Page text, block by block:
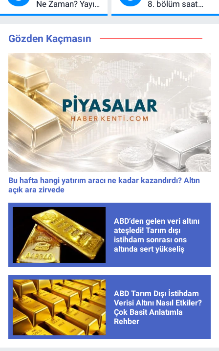
Ne Zaman? Yayın
Günü Değişti, Yeni
8. bölüm saat
kaçta, TRT 1 canlı
Gözden Kaçmasın
Bu hafta hangi yatırım aracı ne kadar kazandırdı? Altın
açık ara zirvede
ABD’den gelen veri altını
ateşledi! Tarım dışı
istihdam sonrası ons
altında sert yükseliş
ABD Tarım Dışı İstihdam
Verisi Altını Nasıl Etkiler?
Çok Basit Anlatımla
Rehber